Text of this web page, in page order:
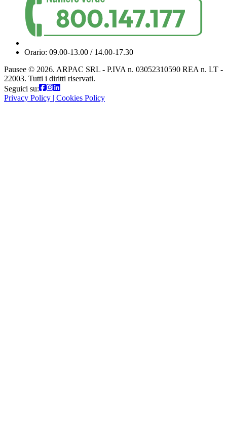
Orario: 09.00-13.00 / 14.00-17.30
Pausee © 2026. ARPAC SRL - P.IVA n. 03052310590 REA n. LT -
22003. Tutti i diritti riservati.
Seguici su:
Privacy Policy | Cookies Policy